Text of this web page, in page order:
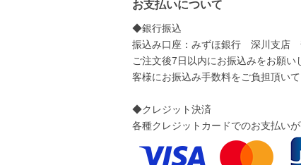
お支払いについて
◆銀行振込
振込み口座：みずほ銀行 深川支店
ご注文後7日以内にお振込みをお願
客様にお振込み手数料をご負担頂いて
◆クレジット決済
各種クレジットカードでのお支払い